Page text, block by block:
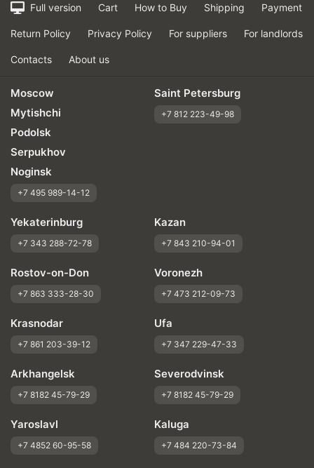
Full version Cart How to Buy Shipping Payment
Return Policy Privacy Policy For suppliers For landlords
Contacts About us
Moscow
Mytishchi
Podolsk
Serpukhov
Noginsk
+7 495 989-14-12
Saint Petersburg
+7 812 223-49-98
Yekaterinburg
+7 343 288-72-78
Kazan
+7 843 210-94-01
Rostov-on-Don
+7 863 333-28-30
Voronezh
+7 473 212-09-73
Krasnodar
+7 861 203-39-12
Ufa
+7 347 229-47-33
Arkhangelsk
+7 8182 45-79-29
Severodvinsk
+7 8182 45-79-29
Yaroslavl
+7 4852 60-95-58
Kaluga
+7 484 220-73-84